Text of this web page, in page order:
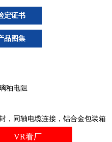
定证书
品图集
釉电阻
，同轴电缆连接，铝合金包装箱
VR看厂